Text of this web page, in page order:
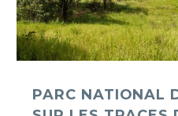
traces
des
éléphants
PARC NATIONAL